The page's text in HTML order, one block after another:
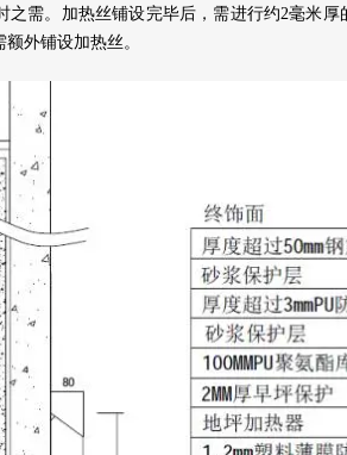
之需。加热丝铺设完毕后，需进行约2毫米
外铺设加热丝。